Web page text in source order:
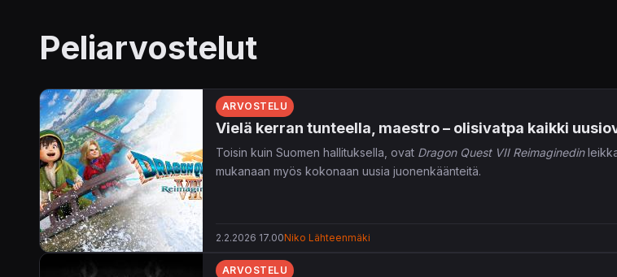
Peliarvostelut
ARVOSTELU
Vielä kerran tunteella, maestro – olisivatpa kaikki
Toisin kuin Suomen hallituksella, ovat Dragon Quest VII Reimaginedin
mukanaan myös kokonaan uusia juonenkäänteitä.
2.2.2026 17.00Niko Lähteenmäki
ARVOSTELU